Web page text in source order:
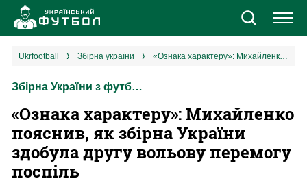
Новини
Збірна
Єврокубки
УПЛ
ukrfootball збірна україни «‎Ознака характеру»: Михайленко пояснив, як збірна України здобула другу вольову перемогу поспіль
Збірна України з футболу
«‎Ознака характеру»: Михайленко
пояснив, як збірна України
здобула другу вольову перемогу
поспіль